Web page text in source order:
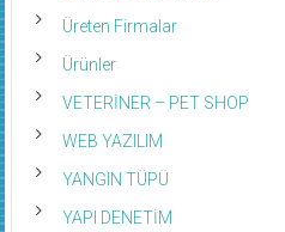
Üreten Firmalar
Ürünler
VETERİNER – PET SHOP
WEB YAZILIM
YANGIN TÜPÜ
YAPI DENETİM